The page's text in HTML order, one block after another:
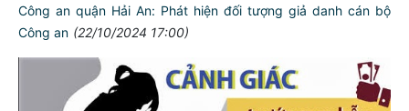
Công an quận Hải An: Phát hiện đối tượng giả danh cán bộ
Công an (22/10/2024 17:00)